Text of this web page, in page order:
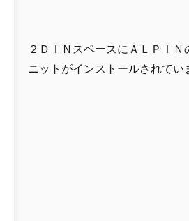
２ＤＩＮスペースにＡＬＰＩ
ニットがインストールされてい